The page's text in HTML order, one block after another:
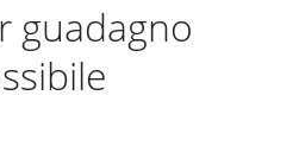
guadagno